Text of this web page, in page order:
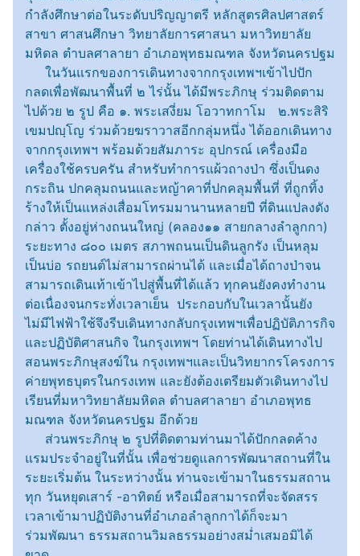
กำลังศึกษาต่อในระดับปริญญาตรี หลักสูตรศิลปศาสตร์
สาขา ศาสนศึกษา วิทยาลัยการศาสนา มหาวิทยาลัย
มหิดล ตำบลศาลายา อำเภอพุทธมณฑล จังหวัดนครปฐม
ในวันแรกของการเดินทางจากกรุงเทพฯเข้าไปปัก
กลดเพื่อพัฒนาพื้นที่ ๒ ไร่นั้น ได้มีพระภิกษุ ร่วมติดตาม
ไปด้วย ๒ รูป คือ ๑. พระเสงี่ยม โอวาทกาโม ๒.พระสิริ
เขมปญฺโญ ร่วมด้วยฆราวาสอีกกลุ่มหนึ่ง ได้ออกเดินทาง
จากกรุงเทพฯ พร้อมด้วยสัมภาระ อุปกรณ์ เครื่องมือ
เครื่องใช้ครบครัน สำหรับทำการแผ้วถางป่า ซึ่งเป็นดง
กระถิน ปกคลุมถนนและหญ้าคาที่ปกคลุมพื้นที่ ที่ถูกทิ้ง
ร้างให้เป็นแหล่งเสื่อมโทรมมานานหลายปี ที่ดินแปลงดัง
กล่าว ตั้งอยู่ห่างถนนใหญ่ (คลอง๑๑ สายกลางลำลูกกา)
ระยะทาง ๘๐๐ เมตร สภาพถนนเป็นดินลูกรัง เป็นหลุม
เป็นบ่อ รถยนต์ไม่สามารถผ่านได้ และเมื่อได้ถางป่าจน
สามารถเดินเท้าเข้าไปสู่พื้นที่ได้แล้ว ทุกคนยังคงทำงาน
ต่อเนื่องจนกระทั่งเวลาเย็น ประกอบกับในเวลานั้นยัง
ไม่มีไฟฟ้าใช้จึงรีบเดินทางกลับกรุงเทพฯเพื่อปฏิบัติภารกิจ
และปฏิบัติศาสนกิจ ในกรุงเทพฯ โดยท่านได้เดินทางไป
สอนพระภิกษุสงฆ์ใน กรุงเทพฯและเป็นวิทยากรโครงการ
ค่ายพุทธบุตรในกรงเทพ และยังต้องเตรียมตัวเดินทางไป
เรียนที่มหาวิทยาลัยมหิดล ตำบลศาลายา อำเภอพุทธ
มณฑล จังหวัดนครปฐม อีกด้วย
ส่วนพระภิกษุ ๒ รูปที่ติดตามท่านมาได้ปักกลดค้าง
แรมประจำอยู่ในที่นั้น เพื่อช่วยดูแลการพัฒนาสถานที่ใน
ระยะเริ่มต้น ในระหว่างนั้น ท่านจะเข้ามาในธรรมสถาน
ทุก วันหยุดเสาร์ -อาทิตย์ หรือเมื่อสามารถที่จะจัดสรร
เวลาเข้ามาปฏิบัติงานที่อำเภอลำลูกกาได้ก็จะมา
ร่วมพัฒนา ธรรมสถานวิมลธรรมอย่างสม่ำเสมอมิได้